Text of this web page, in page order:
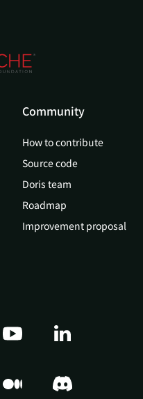
Community
How to contribute
Source code
Doris team
Roadmap
Improvement proposal